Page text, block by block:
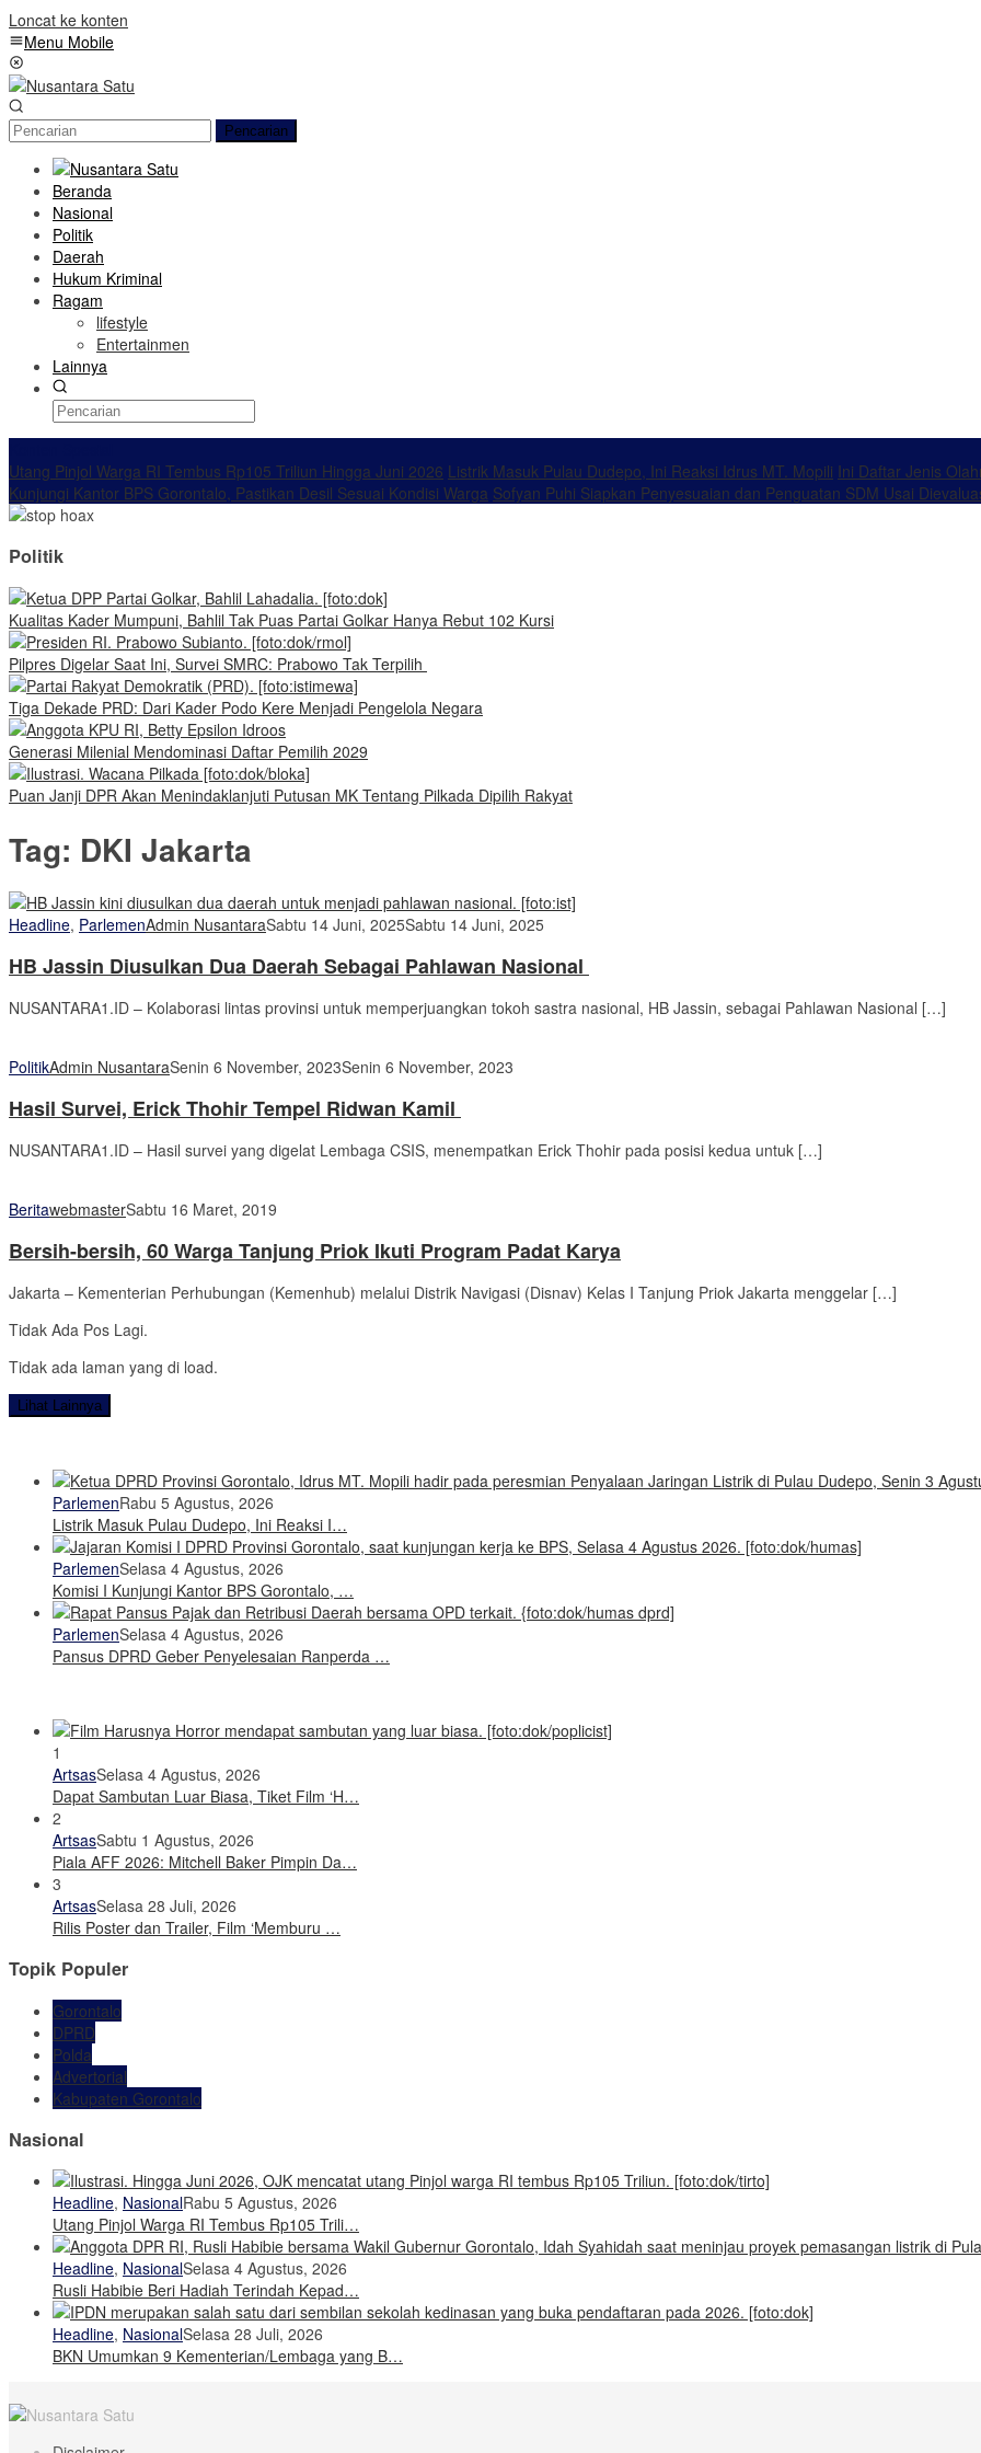
Loncat ke konten
Menu Mobile
Pencarian
Beranda
Nasional
Politik
Daerah
Hukum Kriminal
Ragam
lifestyle
Entertainmen
Lainnya
Utang Pinjol Warga RI Tembus Rp105 Triliun Hingga Juni 2026 Listrik Masuk Pulau Dudepo, Ini Reaksi Idrus MT. Mopili Ini Daftar Jenis
Kunjungi Kantor BPS Gorontalo, Pastikan Desil Sesuai Kondisi Warga Sofyan Puhi Siapkan Penyesuaian dan Penguatan SDM Usai
Politik
Kualitas Kader Mumpuni, Bahlil Tak Puas Partai Golkar Hanya Rebut 102 Kursi
Pilpres Digelar Saat Ini, Survei SMRC: Prabowo Tak Terpilih
Tiga Dekade PRD: Dari Kader Podo Kere Menjadi Pengelola Negara
Generasi Milenial Mendominasi Daftar Pemilih 2029
Puan Janji DPR Akan Menindaklanjuti Putusan MK Tentang Pilkada Dipilih Rakyat
Tag: DKI Jakarta
Headline, ParlemenAdmin NusantaraSabtu 14 Juni, 2025Sabtu 14 Juni, 2025
HB Jassin Diusulkan Dua Daerah Sebagai Pahlawan Nasional
NUSANTARA1.ID – Kolaborasi lintas provinsi untuk memperjuangkan tokoh sastra nasional, HB Jassin, sebagai Pahlawan Nasional […]
PolitikAdmin NusantaraSenin 6 November, 2023Senin 6 November, 2023
Hasil Survei, Erick Thohir Tempel Ridwan Kamil
NUSANTARA1.ID – Hasil survei yang digelat Lembaga CSIS, menempatkan Erick Thohir pada posisi kedua untuk […]
BeritawebmasterSabtu 16 Maret, 2019
Bersih-bersih, 60 Warga Tanjung Priok Ikuti Program Padat Karya
Jakarta – Kementerian Perhubungan (Kemenhub) melalui Distrik Navigasi (Disnav) Kelas I Tanjung Priok Jakarta menggelar […]
Tidak Ada Pos Lagi.
Tidak ada laman yang di load.
Lihat Lainnya
ParlemenRabu 5 Agustus, 2026
Listrik Masuk Pulau Dudepo, Ini Reaksi I…
ParlemenSelasa 4 Agustus, 2026
Komisi I Kunjungi Kantor BPS Gorontalo, …
ParlemenSelasa 4 Agustus, 2026
Pansus DPRD Geber Penyelesaian Ranperda …
1
ArtsasSelasa 4 Agustus, 2026
Dapat Sambutan Luar Biasa, Tiket Film ‘H…
2
ArtsasSabtu 1 Agustus, 2026
Piala AFF 2026: Mitchell Baker Pimpin Da…
3
ArtsasSelasa 28 Juli, 2026
Rilis Poster dan Trailer, Film ‘Memburu …
Topik Populer
Gorontalo
DPRD
Polda
Advertorial
Kabupaten Gorontalo
Nasional
Headline, NasionalRabu 5 Agustus, 2026
Utang Pinjol Warga RI Tembus Rp105 Trili…
Headline, NasionalSelasa 4 Agustus, 2026
Rusli Habibie Beri Hadiah Terindah Kepad…
Headline, NasionalSelasa 28 Juli, 2026
BKN Umumkan 9 Kementerian/Lembaga yang B…